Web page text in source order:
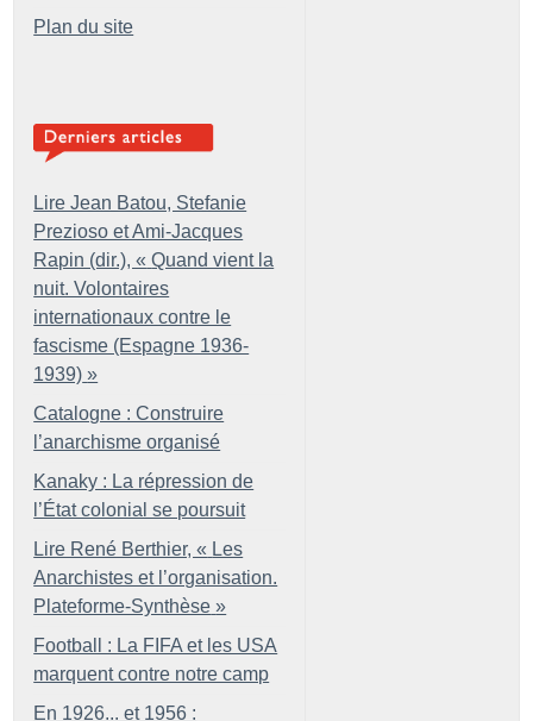
Plan du site
Lire Jean Batou, Stefanie
Prezioso et Ami-Jacques
Rapin (dir.), « Quand vient la
nuit. Volontaires
internationaux contre le
fascisme (Espagne 1936-
1939) »
Catalogne : Construire
l’anarchisme organisé
Kanaky : La répression de
l’État colonial se poursuit
Lire René Berthier, « Les
Anarchistes et l’organisation.
Plateforme-Synthèse »
Football : La FIFA et les USA
marquent contre notre camp
En 1926... et 1956 :